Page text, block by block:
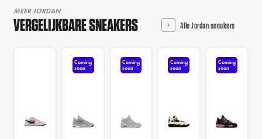
MEER JORDAN
VERGELIJKBARE SNEAKERS Alle Jordan sneakers
Coming
soon
Coming
soon
Coming
soon
Coming
soon